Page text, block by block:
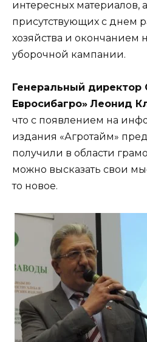
интересных материалов,
присутствующих с днем
хозяйства и окончанием
уборочной кампании.
Генеральный
Евросибагро» Леонид
что с появлением на
издания «Агротайм»
получили в области
можно высказать свои
то новое.